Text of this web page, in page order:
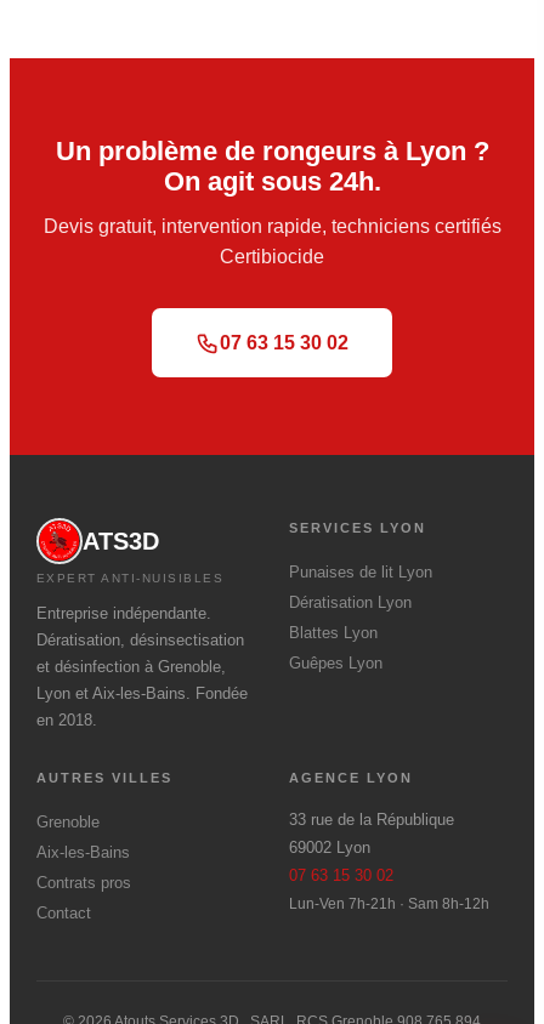
Un problème de rongeurs à Lyon ?
On agit sous 24h.
Devis gratuit, intervention rapide, techniciens certifiés
Certibiocide
07 63 15 30 02
ATS3D
EXPERT ANTI-NUISIBLES
Entreprise indépendante.
Dératisation, désinsectisation
et désinfection à Grenoble,
Lyon et Aix-les-Bains. Fondée
en 2018.
SERVICES LYON
Punaises de lit Lyon
Dératisation Lyon
Blattes Lyon
Guêpes Lyon
AUTRES VILLES
Grenoble
Aix-les-Bains
Contrats pros
Contact
AGENCE LYON
33 rue de la République
69002 Lyon
07 63 15 30 02
Lun-Ven 7h-21h · Sam 8h-12h